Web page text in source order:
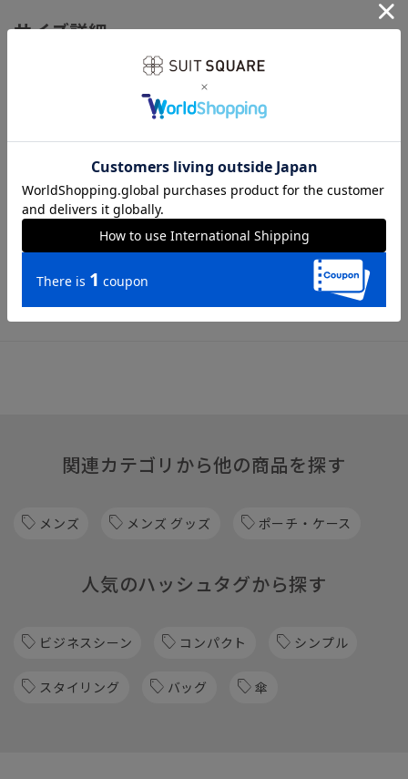
サイズ詳細
高さ33.0cm 横幅11.0cm
※商品の仕上がりサイズ（出来上がり寸法）は上記のサイズ表
をご覧下さい。
※同サイズまたは同一商品でも、生産の過程で個体差や着用感
の違いが生じる場合がございます。
※カラー名は管理用の表記となります。実際の商品の色味は商
品画像をご確認ください。
※商品画像はできる限り実際の色に近づけて掲載しております
が、パソコン環境により色味に誤差が生じる場合がございま
関連カテゴリから他の商品を探す
メンズ メンズ グッズ ポーチ・ケース
人気のハッシュタグから探す
ビジネスシーン コンパクト シンプル
スタイリング バッグ 傘